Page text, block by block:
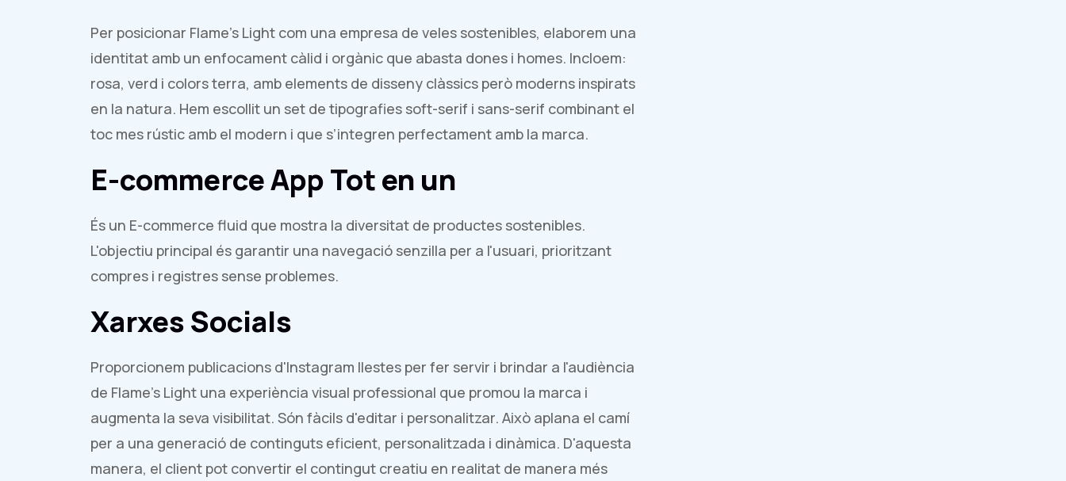
Per posicionar Flame's Light com una empresa de veles sostenibles, elaborem una
identitat amb un enfocament càlid i orgànic que abasta dones i homes. Incloem:
rosa, verd i colors terra, amb elements de disseny clàssics però moderns inspirats
en la natura. Hem escollit un set de tipografies soft-serif i sans-serif combinant el
toc mes rústic amb el modern i que s’integren perfectament amb la marca.
E-commerce App Tot en un
És un E-commerce fluid que mostra la diversitat de productes sostenibles.
L'objectiu principal és garantir una navegació senzilla per a l'usuari, prioritzant
compres i registres sense problemes.
Xarxes Socials
Proporcionem publicacions d'Instagram llestes per fer servir i brindar a l'audiència
de Flame's Light una experiència visual professional que promou la marca i
augmenta la seva visibilitat. Són fàcils d'editar i personalitzar. Això aplana el camí
per a una generació de continguts eficient, personalitzada i dinàmica. D'aquesta
manera, el client pot convertir el contingut creatiu en realitat de manera més